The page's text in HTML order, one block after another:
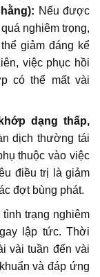
Nếu được
nghiêm trọng,
giảm đáng kể
việc phục hồi
có thể mất vài
dạng thấp,
dịch thường tái
thuộc vào việc
điều trị là giảm
đợt bùng phát.
trạng nghiêm
lập tức. Thời
vài tuần đến vài
và đáp ứng